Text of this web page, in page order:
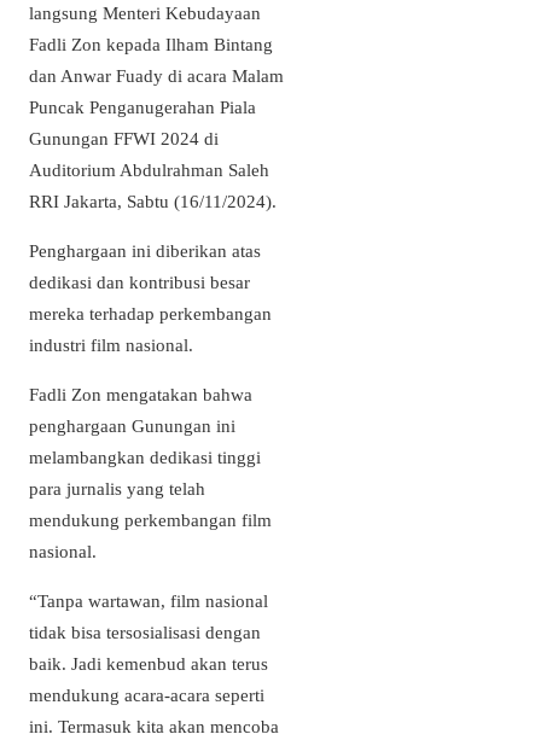
langsung Menteri Kebudayaan
Fadli Zon kepada Ilham Bintang
dan Anwar Fuady di acara Malam
Puncak Penganugerahan Piala
Gunungan FFWI 2024 di
Auditorium Abdulrahman Saleh
RRI Jakarta, Sabtu (16/11/2024).
Penghargaan ini diberikan atas
dedikasi dan kontribusi besar
mereka terhadap perkembangan
industri film nasional.
Fadli Zon mengatakan bahwa
penghargaan Gunungan ini
melambangkan dedikasi tinggi
para jurnalis yang telah
mendukung perkembangan film
nasional.
“Tanpa wartawan, film nasional
tidak bisa tersosialisasi dengan
baik. Jadi kemenbud akan terus
mendukung acara-acara seperti
ini. Termasuk kita akan mencoba